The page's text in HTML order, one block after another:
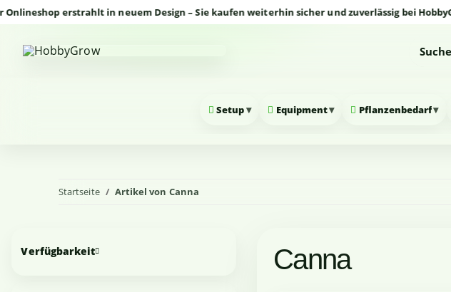
erstrahlt in neuem Design – Sie kaufen weiterhin sicher und zuverlässig bei HobbyGrow.
Setup▾ Equipment▾ Pflanzenbedarf▾
Startseite Artikel von Canna
Canna
Verfügbarkeit